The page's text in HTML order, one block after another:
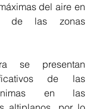
del aire en
de las zonas
se presentan
de las
en las